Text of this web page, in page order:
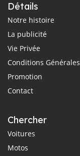
Détails
Notre histoire
La publicité
Vie Privée
Conditions Générales
Promotion
Contact
Chercher
Voitures
Motos